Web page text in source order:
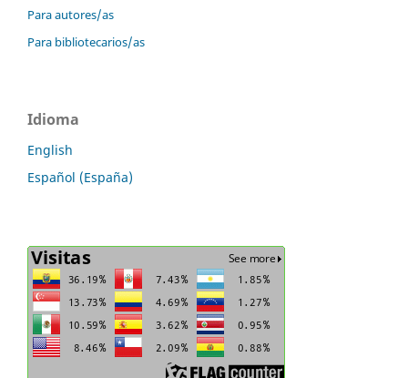
Para autores/as
Para bibliotecarios/as
Idioma
English
Español (España)